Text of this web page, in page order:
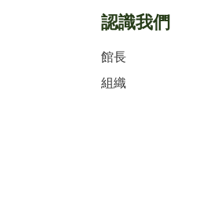
認識我們
館長
組織